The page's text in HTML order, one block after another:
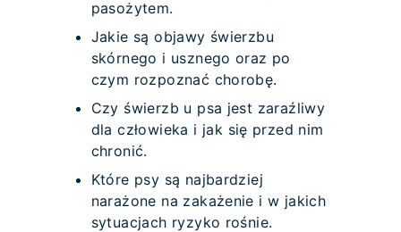
pasożytem.
Jakie są objawy świerzbu
skórnego i usznego oraz po
czym rozpoznać chorobę.
Czy świerzb u psa jest zaraźliwy
dla człowieka i jak się przed nim
chronić.
Które psy są najbardziej
narażone na zakażenie i w jakich
sytuacjach ryzyko rośnie.